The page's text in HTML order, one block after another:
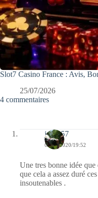
Slot7 Casino France : Avis,
25/07/2026
4 commentaires
jazzy57
05/07/2020/19:52
Une tres bonne idée
que cela a assez duré
insoutenables .